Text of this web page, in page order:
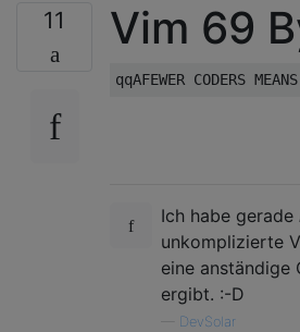
11 Vim 69
Ich habe gerade
unkomplizierte
eine anständige
ergibt. :-D
DevSolar